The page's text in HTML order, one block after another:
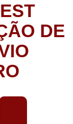
DE